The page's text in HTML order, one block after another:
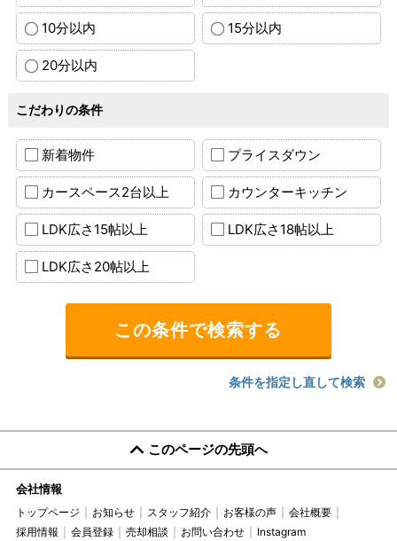
10分以内 15分以内
20分以内
こだわりの条件
新着物件 プライスダウン
カースペース2台以上 カウンターキッチン
LDK広さ15帖以上 LDK広さ18帖以上
LDK広さ20帖以上
条件を指定し直して検索
このページの先頭へ
会社情報
トップページ お知らせ スタッフ紹介 お客様の声
会社概要
採用情報
会員登録 売却相談 お問い合わせ Instagram